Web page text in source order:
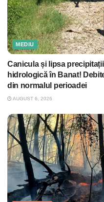
MEDIU
Canicula și lipsa
hidrologică în Banat!
din normalul perioadei
AUGUST 6, 2026